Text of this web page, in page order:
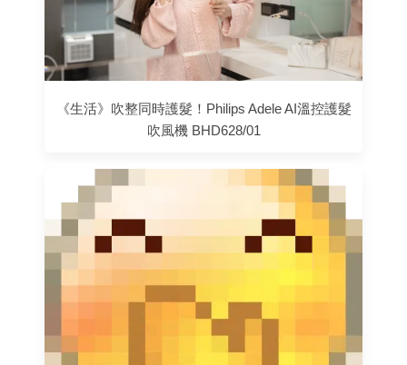
《生活》吹整同時護髮！Philips Adele AI溫控護髮
吹風機 BHD628/01